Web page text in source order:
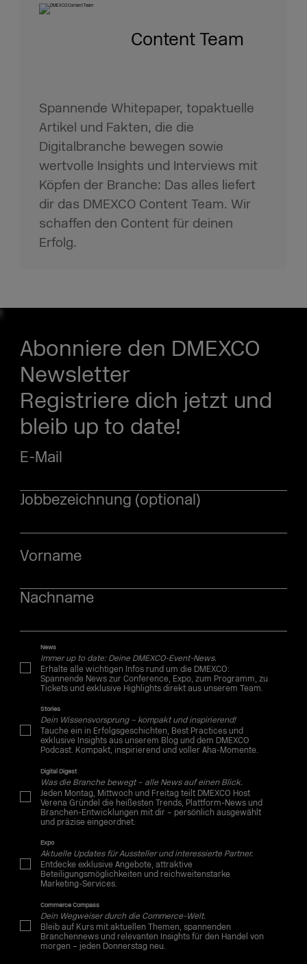
Content Team
Spannende Whitepaper, topaktuelle
Artikel und Fakten, die die
Digitalbranche bewegen sowie
wertvolle Insights und Interviews mit
Köpfen der Branche: Das alles liefert
dir das DMEXCO Content Team. Wir
schaffen den Content für deinen
Erfolg.
Abonniere den DMEXCO
Newsletter
Registriere dich jetzt und
bleib up to date!
E-Mail
Jobbezeichnung (optional)
Vorname
Nachname
News
Immer up to date: Deine DMEXCO-Event-News.
Erhalte alle wichtigen Infos rund um die DMEXCO:
Spannende News zur Conference, Expo, zum Programm, zu
Tickets und exklusive Highlights direkt aus unserem Team.
Stories
Dein Wissensvorsprung – kompakt und inspirierend!
Tauche ein in Erfolgsgeschichten, Best Practices und
exklusive Insights aus unserem Blog und dem DMEXCO
Podcast. Kompakt, inspirierend und voller Aha-Momente.
Digital Digest
Was die Branche bewegt – alle News auf einen Blick.
Jeden Montag, Mittwoch und Freitag teilt DMEXCO Host
Verena Gründel die heißesten Trends, Plattform-News und
Branchen-Entwicklungen mit dir – persönlich ausgewählt
und präzise eingeordnet.
Expo
Aktuelle Updates für Aussteller und interessierte Partner.
Entdecke exklusive Angebote, attraktive
Beteiligungsmöglichkeiten und reichweitenstarke
Marketing-Services.
Commerce Compass
Dein Wegweiser durch die Commerce-Welt.
Bleib auf Kurs mit aktuellen Themen, spannenden
Branchennews und relevanten Insights für den Handel von
morgen – jeden Donnerstag neu.